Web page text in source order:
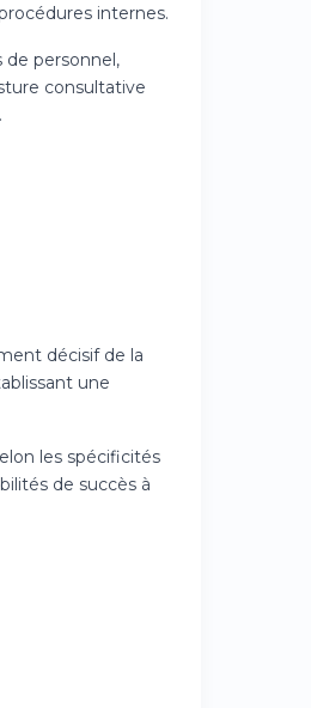
internes.
personnel,
consultative
décisif de la
une
les spécificités
de succès à